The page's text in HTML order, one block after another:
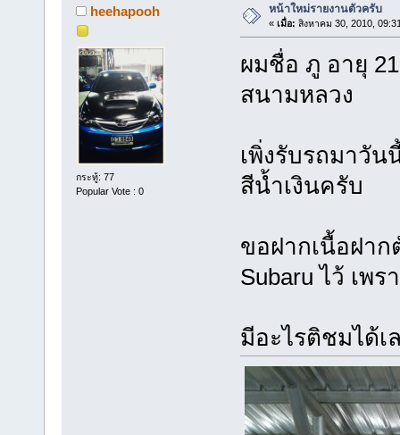
heehapooh
กระทู้: 77
Popular Vote : 0
หน้าใหม่รายงานตัวครับ
« เมื่อ: สิงหาคม 30, 2010,
ผมชื่อ ภู อายุ
สนามหลวง
เพิ่งรับรถมาวัน
สีน้ำเงินครับ
ขอฝากเนื้อฝา
Subaru ไว้ เพ
มีอะไรติชมได้เ